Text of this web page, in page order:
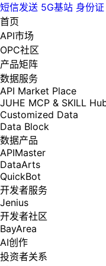
短信发送 5G基站 身份证
首页
API市场
OPC社区
产品矩阵
数据服务
API Market Place
JUHE MCP & SKILL
Customized Data
Data Block
数据产品
APIMaster
DataArts
QuickBot
开发者服务
Jenius
开发者社区
BayArea
AI创作
投资者关系